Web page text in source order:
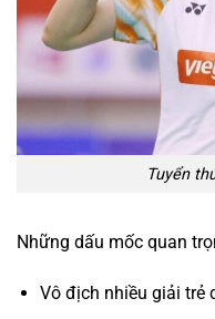
Tuyển
Những dấu mốc quan
Vô địch nhiều giải trẻ